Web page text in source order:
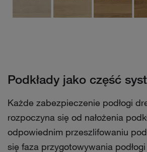
Podkłady jako część
Każde zabezpieczenie podłogi
rozpoczyna się od nałożenia
odpowiednim przeszlifowaniu
się faza przygotowywania